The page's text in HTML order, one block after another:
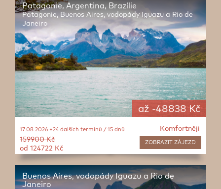
až -48838 Kč
Patagonie, Argentina, Brazílie
Patagonie, Buenos Aires, vodopády Iguazu a Rio de
Janeiro
Komfortněji
ZOBRAZIT ZÁJEZD
17.08.2026 +24 dalších termínů / 15 dnů
159900 Kč
od 124722 Kč
Buenos Aires, vodopády Iguazu a Rio de
Janeiro